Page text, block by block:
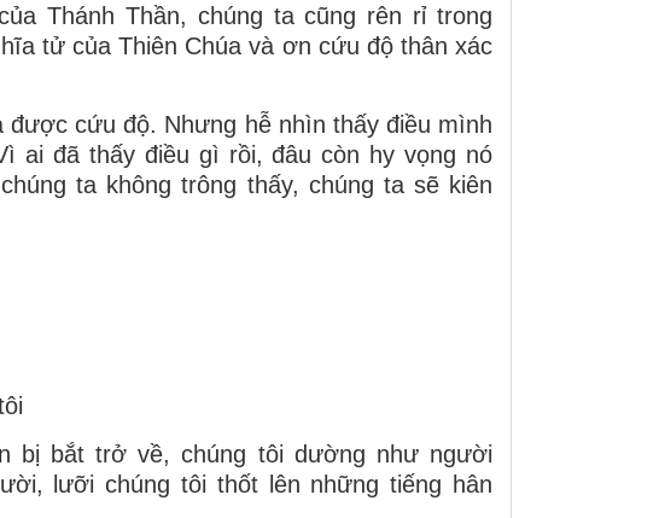
Thánh Thần, chúng ta cũng rên rỉ trong
tử của Thiên Chúa và ơn cứu độ thân xác
cứu độ. Nhưng hễ nhìn thấy điều mình
ai đã thấy điều gì rồi, đâu còn hy vọng nó
ta không trông thấy, chúng ta sẽ kiên
bị bắt trở về, chúng tôi dường như người
lưỡi chúng tôi thốt lên những tiếng hân